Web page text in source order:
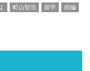
町山智浩 留学
続編